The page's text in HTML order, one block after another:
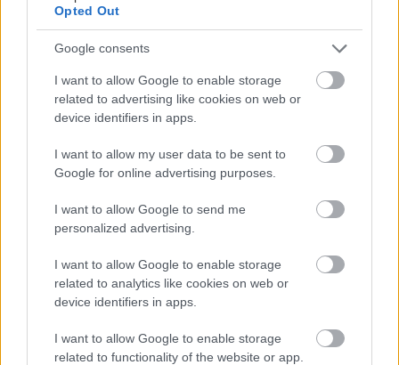
Opted Out
Google consents
I want to allow Google to enable storage
related to advertising like cookies on web or
device identifiers in apps.
I want to allow my user data to be sent to
Google for online advertising purposes.
I want to allow Google to send me
personalized advertising.
I want to allow Google to enable storage
related to analytics like cookies on web or
device identifiers in apps.
I want to allow Google to enable storage
related to functionality of the website or app.
26. októbra 2011 o 22:11
NEVONIA A CHUTI AKO ZEMIAK….O NICOM…
Odpovedať
VIDEO